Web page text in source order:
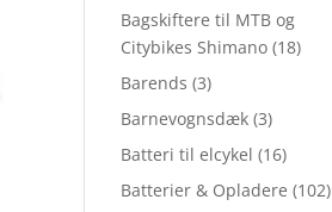
Bagskiftere til MTB og
Citybikes Shimano (18)
Barends (3)
Barnevognsdæk (3)
Batteri til elcykel (16)
Batterier & Opladere (102)